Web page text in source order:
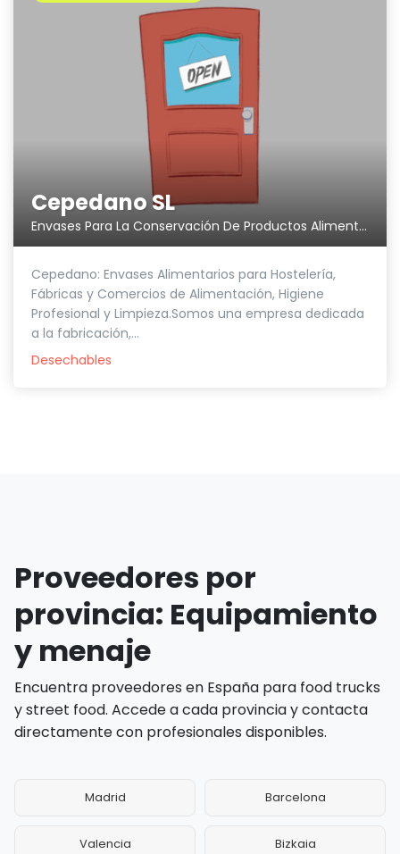
Cepedano SL
Envases Para La Conservación De Productos Alimenticios, etc.
Cepedano: Envases Alimentarios para Hostelería,
Fábricas y Comercios de Alimentación, Higiene
Profesional y Limpieza.Somos una empresa dedicada
a la fabricación,...
Desechables
Proveedores por
provincia: Equipamiento
y menaje
Encuentra proveedores en España para food trucks
y street food. Accede a cada provincia y contacta
directamente con profesionales disponibles.
Madrid Barcelona
Valencia Bizkaia